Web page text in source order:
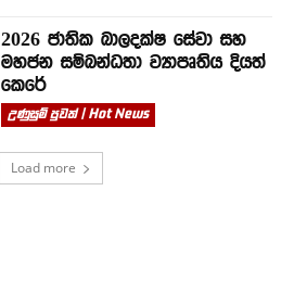
2026 ජාතික බාලදක්ෂ සේවා සහ
මහජන සම්බන්ධතා ව්‍යාපෘතිය දියත්
කෙරේ
උණුසුම් පුවත් | Hot News
Load more